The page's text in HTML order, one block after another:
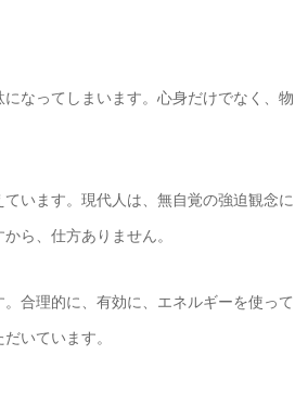
なってしまいます。心身だけでなく、物
います。現代人は、無自覚の強迫観念に
ら、仕方ありません。
合理的に、有効に、エネルギーを使って
いています。